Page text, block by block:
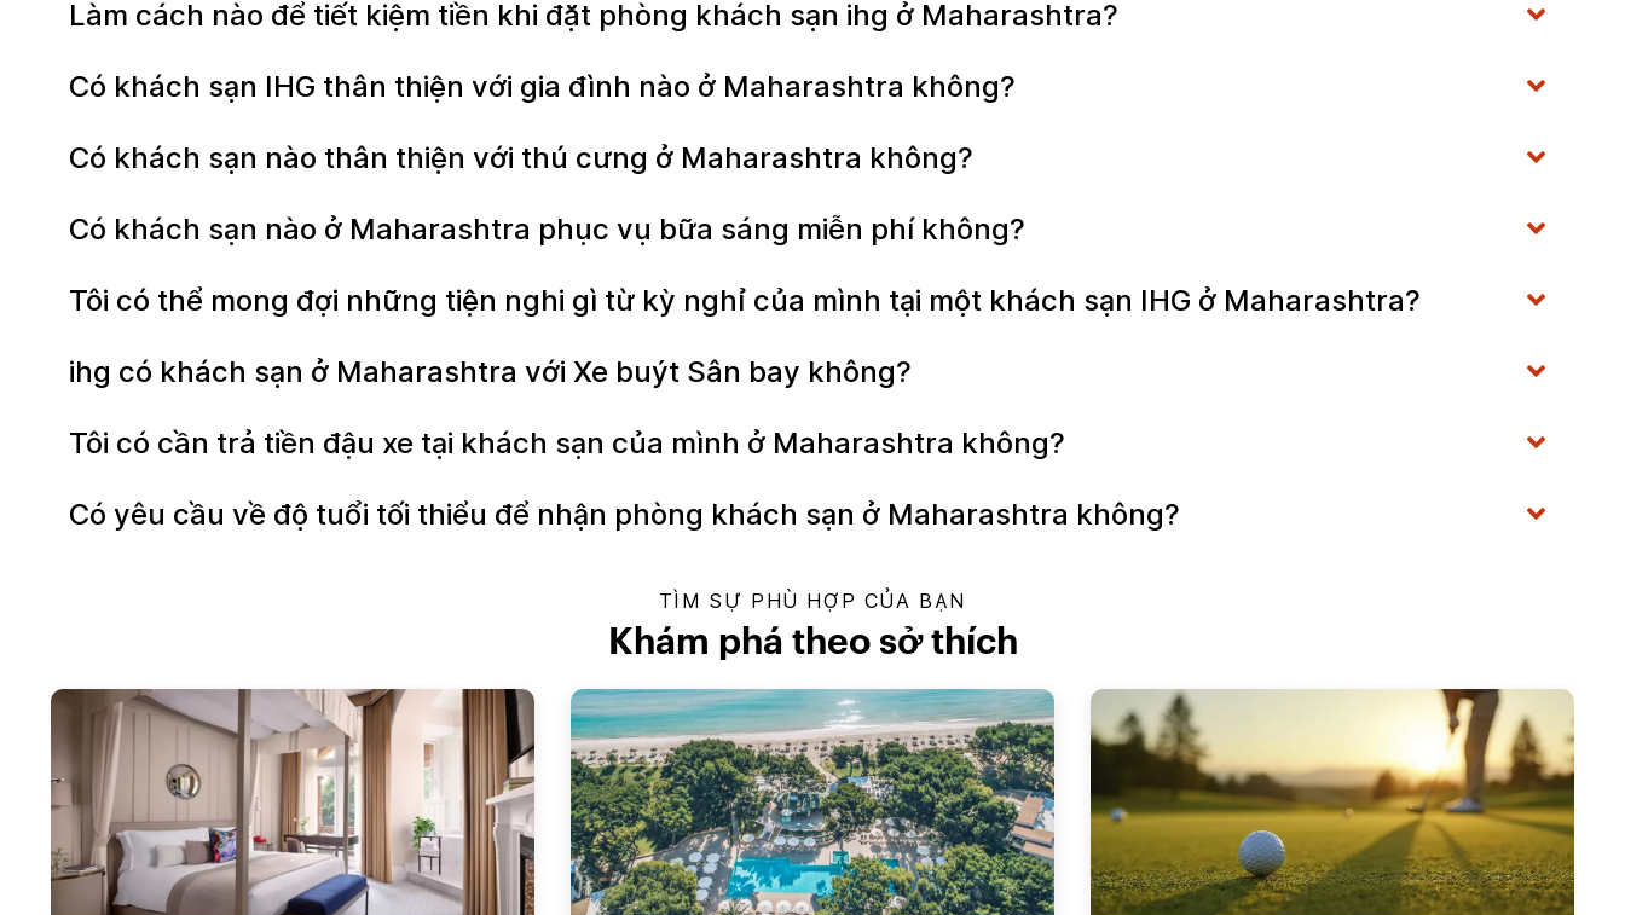
Làm cách nào để tiết kiệm tiền khi đặt phòng khách sạn ihg ở Maharashtra?
Có khách sạn IHG thân thiện với gia đình nào ở Maharashtra không?
Có khách sạn nào thân thiện với thú cưng ở Maharashtra không?
Có khách sạn nào ở Maharashtra phục vụ bữa sáng miễn phí không?
Tôi có thể mong đợi những tiện nghi gì từ kỳ nghỉ của mình tại một khách sạn IHG ở Maharashtra?
ihg có khách sạn ở Maharashtra với Xe buýt Sân bay không?
Tôi có cần trả tiền đậu xe tại khách sạn của mình ở Maharashtra không?
Có yêu cầu về độ tuổi tối thiểu để nhận phòng khách sạn ở Maharashtra không?
TÌM SỰ PHÙ HỢP CỦA BẠN
Khám phá theo sở thích